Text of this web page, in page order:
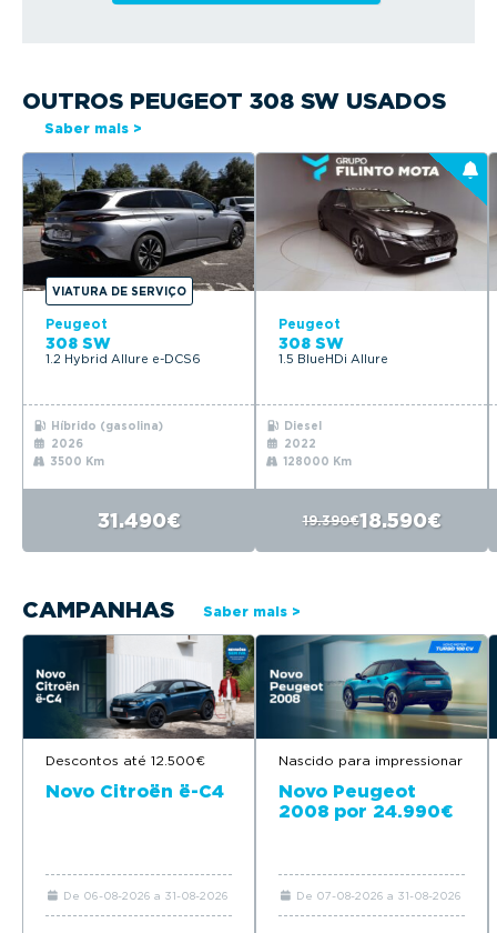
OUTROS PEUGEOT 308 SW USADOS
Saber mais >
VIATURA DE SERVIÇO
Peugeot
308 SW
1.2 Hybrid Allure e-DCS6
Híbrido (gasolina)
2026
3500 Km
31.490€
Peugeot
308 SW
1.5 BlueHDi Allure
Diesel
2022
128000 Km
19.390€18.590€
CAMPANHAS Saber mais >
Descontos até 12.500€
Novo Citroën ë-C4
De 06-08-2026 a 31-08-2026
Nascido para impressionar
Novo Peugeot
2008 por 24.990€
De 07-08-2026 a 31-08-2026